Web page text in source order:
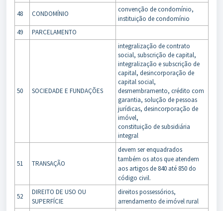
48 CONDOMÍNIO
convenção de condomínio,
instituição de condomínio
49
PARCELAMENTO
50 SOCIEDADE E FUNDAÇÕES
integralização de contrato
social, subscrição de capital,
integralização e subscrição de
capital, desincorporação de
capital social,
desmembramento, crédito com
garantia, solução de pessoas
jurídicas, desincorporação de
imóvel,
constituição de subsidiária
integral
51 TRANSAÇÃO
devem ser enquadrados
também os atos que atendem
aos artigos de 840 até 850 do
código civil.
52
DIREITO DE USO OU
SUPERFÍCIE
direitos possessórios,
arrendamento de imóvel rural